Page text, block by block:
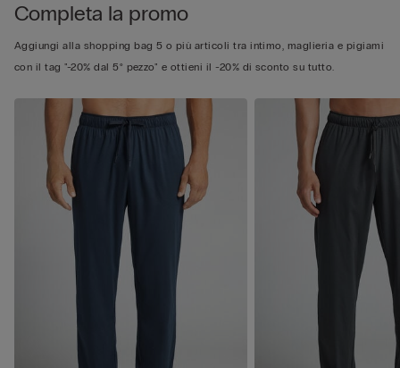
Completa la promo
Aggiungi alla shopping bag 5 o più articoli tra intimo, maglieria e pigiami
con il tag "-20% dal 5° pezzo" e ottieni il -20% di sconto su tutto.